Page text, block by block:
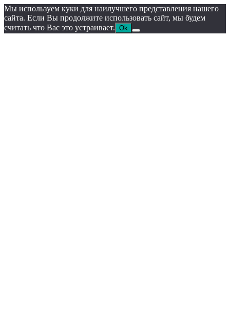
Мы используем куки для наилучшего представления нашего
сайта. Если Вы продолжите использовать сайт, мы будем
считать что Вас это устраивает. Ok